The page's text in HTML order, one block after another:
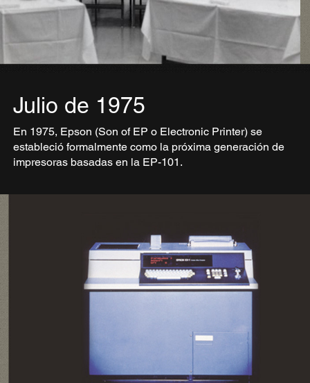
Julio de 1975
En 1975, Epson (Son of EP o Electronic Printer) se
estableció formalmente como la próxima generación de
impresoras basadas en la EP-101.